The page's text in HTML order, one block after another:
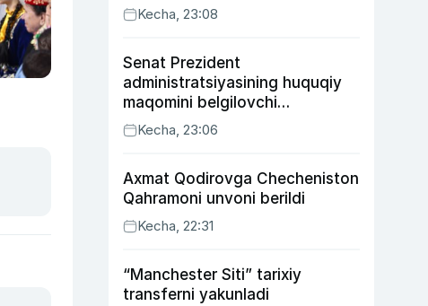
Kecha, 23:08
Senat Prezident
administratsiyasining huquqiy
maqomini belgilovchi
konstitutsiyaviy qonunni
ma’qulladi
Kecha, 23:06
Axmat Qodirovga Checheniston
Qahramoni unvoni berildi
Kecha, 22:31
“Manchester Siti” tarixiy
transferni yakunladi